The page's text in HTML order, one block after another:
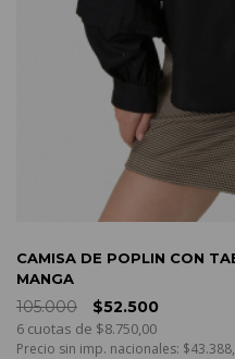
CAMISA DE POPLIN CON
MANGA
105.000
$52.500
6 cuotas de $8.750,00
Precio sin imp. nacionales: